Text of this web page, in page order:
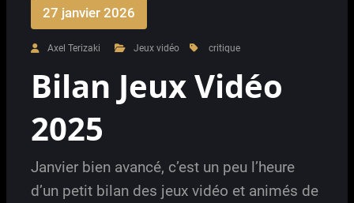
27 janvier 2026
Axel Terizaki Jeux vidéo critique
Bilan Jeux Vidéo
2025
Janvier bien avancé, c’est un peu l’heure
d’un petit bilan des jeux vidéo et animés de